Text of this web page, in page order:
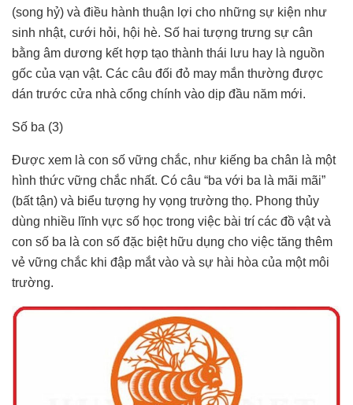
(song hỷ) và điều hành thuận lợi cho những sự kiện như
sinh nhật, cưới hỏi, hội hè. Số hai tượng trưng sự cân
bằng âm dương kết hợp tạo thành thái lưu hay là nguồn
gốc của vạn vật. Các câu đối đỏ may mắn thường được
dán trước cửa nhà cổng chính vào dịp đầu năm mới.
Số ba (3)
Được xem là con số vững chắc, như kiếng ba chân là một
hình thức vững chắc nhất. Có câu “ba với ba là mãi mãi”
(bất tận) và biểu tượng hy vọng trường thọ. Phong thủy
dùng nhiều lĩnh vực số học trong việc bài trí các đồ vật và
con số ba là con số đặc biệt hữu dụng cho việc tăng thêm
vẻ vững chắc khi đập mắt vào và sự hài hòa của một môi
trường.